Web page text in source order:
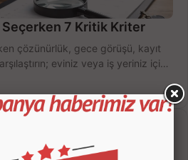
Seçerken 7 Kritik Kriter
çözünürlük, gece görüşü, kayıt
eviniz veya iş yeriniz için